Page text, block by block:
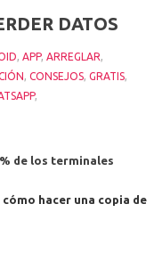
DATOS
, APP, ARREGLAR,
, CONSEJOS, GRATIS,
,
de los terminales
cómo hacer una copia de